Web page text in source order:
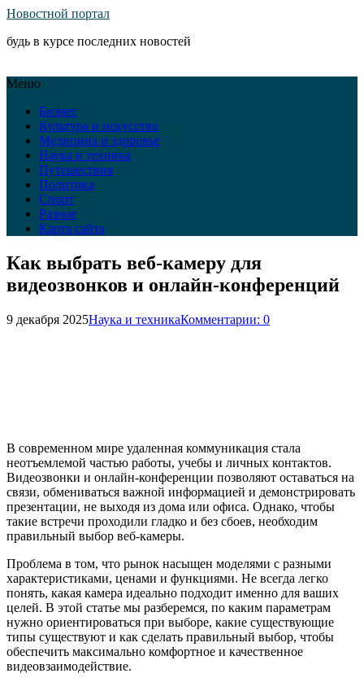
Новостной портал
будь в курсе последних новостей
Меню
Бизнес
Культура и искусство
Медицина и здоровье
Наука и техника
Путешествия
Политика
Спорт
Разное
Карта сайта
Как выбрать веб-камеру для
видеозвонков и онлайн-конференций
9 декабря 2025Наука и техникаКомментарии: 0
В современном мире удаленная коммуникация стала
неотъемлемой частью работы, учебы и личных контактов.
Видеозвонки и онлайн-конференции позволяют оставаться на
связи, обмениваться важной информацией и демонстрировать
презентации, не выходя из дома или офиса. Однако, чтобы
такие встречи проходили гладко и без сбоев, необходим
правильный выбор веб-камеры.
Проблема в том, что рынок насыщен моделями с разными
характеристиками, ценами и функциями. Не всегда легко
понять, какая камера идеально подходит именно для ваших
целей. В этой статье мы разберемся, по каким параметрам
нужно ориентироваться при выборе, какие существующие
типы существуют и как сделать правильный выбор, чтобы
обеспечить максимально комфортное и качественное
видеовзаимодействие.